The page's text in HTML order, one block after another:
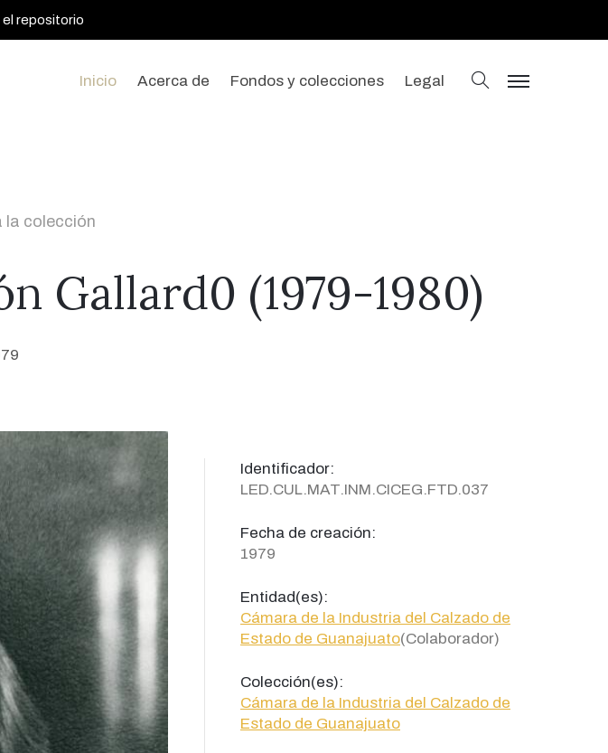
el repositorio
Inicio Acerca de Fondos y colecciones Legal buscar
menu
la colección
Gallard0 (1979-1980)
Identificador:
LED.CUL.MAT.INM.CICEG.FTD.037
Fecha de creación:
1979
Entidad(es):
Cámara de la Industria del Calzado de
Estado de Guanajuato(Colaborador)
Colección(es):
Cámara de la Industria del Calzado de
Estado de Guanajuato